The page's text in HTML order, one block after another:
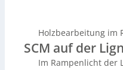
Holzbearbeitung im
SCM auf der
Im Rampenlicht der